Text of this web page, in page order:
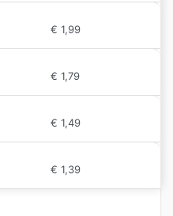
€ 1,99
€ 1,79
€ 1,49
€ 1,39